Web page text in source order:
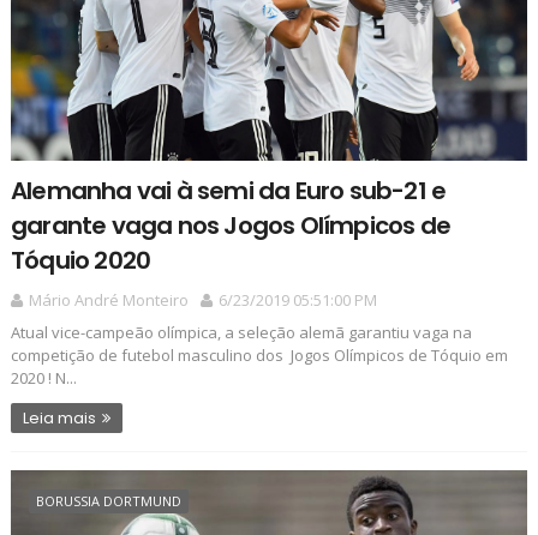
Alemanha vai à semi da Euro sub-21 e
garante vaga nos Jogos Olímpicos de
Tóquio 2020
Mário André Monteiro
6/23/2019 05:51:00 PM
Atual vice-campeão olímpica, a seleção alemã garantiu vaga na
competição de futebol masculino dos Jogos Olímpicos de Tóquio em
2020 ! N...
Leia mais
BORUSSIA DORTMUND